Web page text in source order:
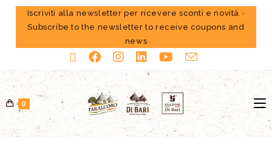
Iscriviti alla newsletter per ricevere sconti e novità -
Subscribe to the newsletter to receive coupons and
news
0